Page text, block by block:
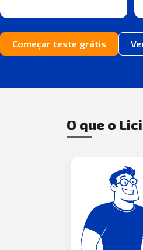
Começar teste grátis
O que o